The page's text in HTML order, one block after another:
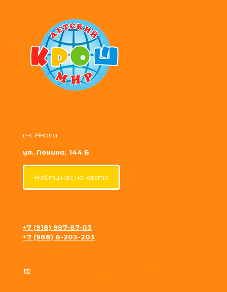
г-к. Анапа
ул. Ленина, 144 Б
Найти нас на карте
+7 (918) 987-87-03
+7 (988) 6-203-203